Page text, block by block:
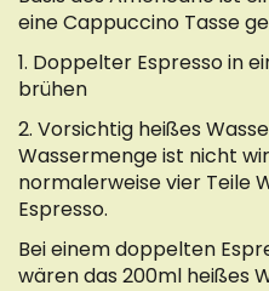
eine Cappuccino Tasse
1. Doppelter Espresso in
brühen
2. Vorsichtig heißes
Wassermenge ist nicht
normalerweise vier Teile
Espresso.
Bei einem doppelten
wären das 200ml heißes